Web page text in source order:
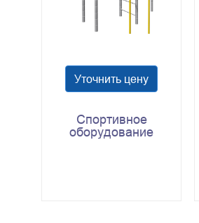
Уточнить цену
Спортивное
оборудование